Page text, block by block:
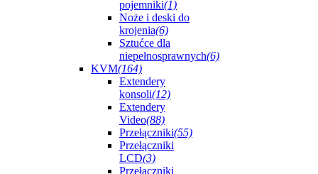
pojemniki(1)
Noże i deski do
krojenia(6)
Sztućce dla
niepełnosprawnych(6)
KVM(164)
Extendery
konsoli(12)
Extendery
Video(88)
Przełączniki(55)
Przełączniki
LCD(3)
Przełączniki